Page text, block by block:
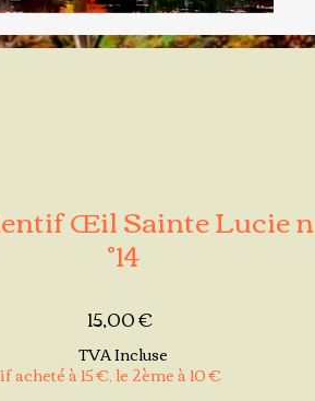
Œil Sainte Lucie n
°14
15,00 €Prix
TVA Incluse
acheté à 15 €, le 2ème à 10 €